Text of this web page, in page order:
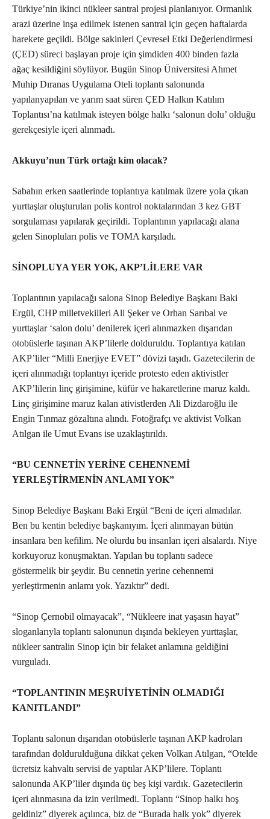
Türkiye’nin ikinci nükleer santral projesi planlanıyor. Ormanlık
arazi üzerine inşa edilmek istenen santral için geçen haftalarda
harekete geçildi. Bölge sakinleri Çevresel Etki Değerlendirmesi
(ÇED) süreci başlayan proje için şimdiden 400 binden fazla
ağaç kesildiğini söylüyor. Bugün Sinop Üniversitesi Ahmet
Muhip Dıranas Uygulama Oteli toplantı salonunda
yapılanyapılan ve yarım saat süren ÇED Halkın Katılım
Toplantısı’na katılmak isteyen bölge halkı ‘salonun dolu’ olduğu
gerekçesiyle içeri alınmadı.
Akkuyu’nun Türk ortağı kim olacak?
Sabahın erken saatlerinde toplantıya katılmak üzere yola çıkan
yurttaşlar oluşturulan polis kontrol noktalarından 3 kez GBT
sorgulaması yapılarak geçirildi. Toplantının yapılacağı alana
gelen Sinopluları polis ve TOMA karşıladı.
SİNOPLUYA YER YOK, AKP’LİLERE VAR
Toplantının yapılacağı salona Sinop Belediye Başkanı Baki
Ergül, CHP milletvekilleri Ali Şeker ve Orhan Sarıbal ve
yurttaşlar ‘salon dolu’ denilerek içeri alınmazken dışarıdan
otobüslerle taşınan AKP’lilerle dolduruldu. Toplantıya katılan
AKP’liler “Milli Enerjiye EVET” dövizi taşıdı. Gazetecilerin de
içeri alınmadığı toplantıyı içeride protesto eden aktivistler
AKP’lilerin linç girişimine, küfür ve hakaretlerine maruz kaldı.
Linç girişimine maruz kalan ativistlerden Ali Dizdaroğlu ile
Engin Tınmaz gözaltına alındı. Fotoğrafçı ve aktivist Volkan
Atılgan ile Umut Evans ise uzaklaştırıldı.
“BU CENNETİN YERİNE CEHENNEMİ
YERLEŞTİRMENİN ANLAMI YOK”
Sinop Belediye Başkanı Baki Ergül “Beni de içeri almadılar.
Ben bu kentin belediye başkanıyım. İçeri alınmayan bütün
insanlara ben kefilim. Ne olurdu bu insanları içeri alsalardı. Niye
korkuyoruz konuşmaktan. Yapılan bu toplantı sadece
göstermelik bir şeydir. Bu cennetin yerine cehennemi
yerleştirmenin anlamı yok. Yazıktır” dedi.
“Sinop Çernobil olmayacak”, “Nükleere inat yaşasın hayat”
sloganlarıyla toplantı salonunun dışında bekleyen yurttaşlar,
nükleer santralin Sinop için bir felaket anlamına geldiğini
vurguladı.
“TOPLANTININ MEŞRUİYETİNİN OLMADIĞI
KANITLANDI”
Toplantı salonun dışarıdan otobüslerle taşınan AKP kadroları
tarafından doldurulduğuna dikkat çeken Volkan Atılgan, “Otelde
ücretsiz kahvaltı servisi de yaptılar AKP’lilere. Toplantı
salonunda AKP’liler dışında üç beş kişi vardık. Gazetecilerin
içeri alınmasına da izin verilmedi. Toplantı “Sinop halkı hoş
geldiniz” diyerek açılınca, biz de “Burada halk yok” diyerek